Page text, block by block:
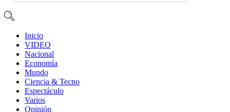
Inicio
VIDEO
Nacional
Economía
Mundo
Ciencia & Tecno
Espectáculo
Varios
Opinión